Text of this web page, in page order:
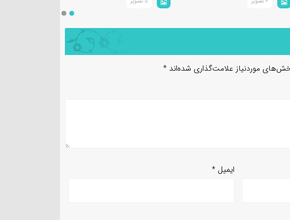
موردنیاز علامت‌گذاری شده‌اند *
ایمیل *